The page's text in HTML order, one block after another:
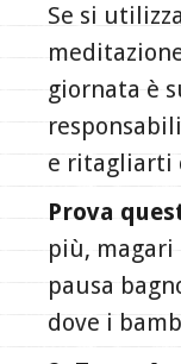
Se si
giornata è
e ritagliarti
Prova
più, magari
pausa
dove i